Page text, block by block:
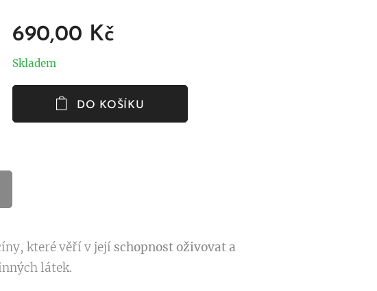
690,00 Kč
Skladem
DO KOŠÍKU
které věří v její schopnost oživovat a
látek.